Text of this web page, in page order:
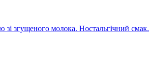
згущеного молока. Ностальгічний смак.